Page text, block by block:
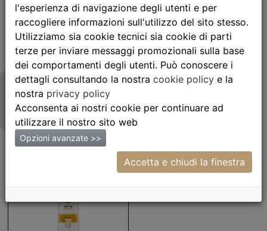
Isle of Harrys
€22
Citadelle Chateau
De Bonbonnet
€16.00
l'esperienza di navigazione degli utenti e per
raccogliere informazioni sull'utilizzo del sito stesso.
Utilizziamo sia cookie tecnici sia cookie di parti
terze per inviare messaggi promozionali sulla base
dei comportamenti degli utenti. Può conoscere i
dettagli consultando la nostra cookie policy e la
nostra privacy policy
Acconsenta ai nostri cookie per continuare ad
utilizzare il nostro sito web
Opzioni avanzate >>
Accetta e chiudi la finestra